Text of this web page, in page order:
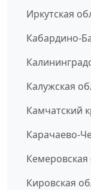
Иркутская
Кабардино-
Калужская
Камчатский
Карачаево-
Кемеровская
Кировская